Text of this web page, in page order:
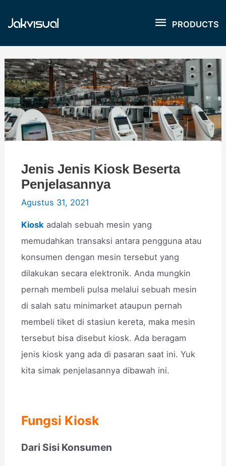
ke
PRODUCTS
Jenis Jenis Kiosk Beserta
Penjelasannya
Agustus 31, 2021
Kioskadalah sebuah mesin yang
memudahkan transaksi antara pengguna atau
konsumen dengan mesin tersebut yang
dilakukan secara elektronik. Anda mungkin
pernah membeli pulsa melalui sebuah mesin
di salah satu minimarket ataupun pernah
membeli tiket di stasiun kereta, maka mesin
tersebut bisa disebut kiosk. Ada beragam
jenis kiosk yang ada di pasaran saat ini. Yuk
kita simak penjelasannya dibawah ini.
Fungsi Kiosk
Dari Sisi Konsumen